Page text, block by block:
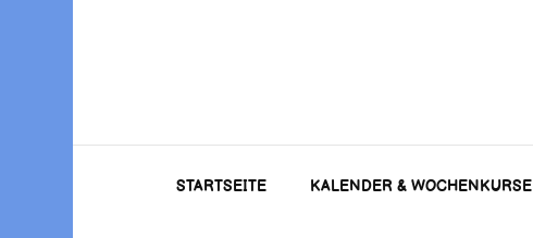
STARTSEITE KALENDER & WOCHENKURSE